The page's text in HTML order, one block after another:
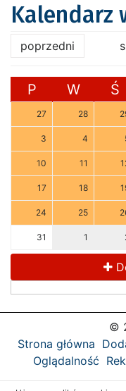
Kalendarz
poprzedni
P W Ś
27 28
3 4
10 11
17 18
24 25
31 1
©
Strona główna
Oglądalność